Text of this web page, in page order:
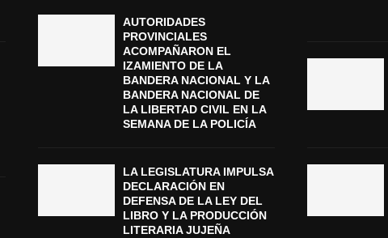
AUTORIDADES
PROVINCIALES
ACOMPAÑARON EL
IZAMIENTO DE LA
BANDERA NACIONAL Y LA
BANDERA NACIONAL DE
LA LIBERTAD CIVIL EN LA
SEMANA DE LA POLICÍA
LA LEGISLATURA IMPULSA
DECLARACIÓN EN
DEFENSA DE LA LEY DEL
LIBRO Y LA PRODUCCIÓN
LITERARIA JUJEÑA